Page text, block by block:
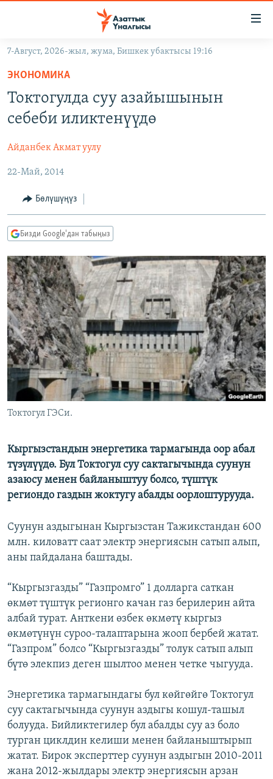
Навигацияга
өтүңүз
Издөөгө
салыңызКЫРГЫЗСТАН
ЭКОНОМИКА
МАДАНИЯТ
ДҮЙНӨ
БОРБОР АЗИЯ
АТАЙЫН ИЛИКТӨӨ
ТВ ПРОГРАММАЛАР
БҮГҮН АЗАТТЫКТА
БИЗ ЖАНА ДҮЙНӨ
ДАНИСТЕ
ЭЖЕ-СИҢДИЛЕР
АЗАТТЫК+
ЫҢГАЙСЫЗ СУРООЛОР
ПОДКАСТ
ӨЗГӨЧӨ ПИКИР
ОНЛАЙН ШЕРИНЕ
ЭЕ/АРнун бардык сайттары
7-Август, 2026-жыл, жума, Бишкек убактысы 19:16
ЭКОНОМИКА
Токтогулда суу азайышынын
себеби иликтенүүдө
Айданбек Акмат уулу
22-Май, 2014
Бөлүшүңүз
Бизди Google'дан табыңыз
Токтогул ГЭСи.
Кыргызстандын энергетика тармагында оор абал
түзүлүүдө. Бул Токтогул суу сактагычында суунун
азаюсу менен байланыштуу болсо, түштүк
региондо газдын жоктугу абалды оорлоштурууда.
Суунун аздыгынан Кыргызстан Тажикстандан 600
млн. киловатт саат электр энергиясын сатып алып,
аны пайдалана баштады.
“Кыргызгазды” “Газпромго” 1 долларга саткан
өкмөт түштүк регионго качан газ берилерин айта
албай турат. Анткени өзбек өкмөтү кыргыз
өкмөтүнүн суроо-талаптарына жооп бербей жатат.
“Газпром” болсо “Кыргызгазды” толук сатып алып
бүтө элекпиз деген шылтоо менен четке чыгууда.
Энергетика тармагындагы бул көйгөйгө Токтогул
суу сактагычында суунун аздыгы кошул-ташыл
болууда. Бийликтегилер бул абалды суу аз боло
турган циклдин келиши менен байланыштырып
жатат. Бирок эксперттер суунун аздыгын 2010-2011
жана 2012-жылдары электр энергиясын арзан